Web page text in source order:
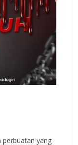
perbuatan yang